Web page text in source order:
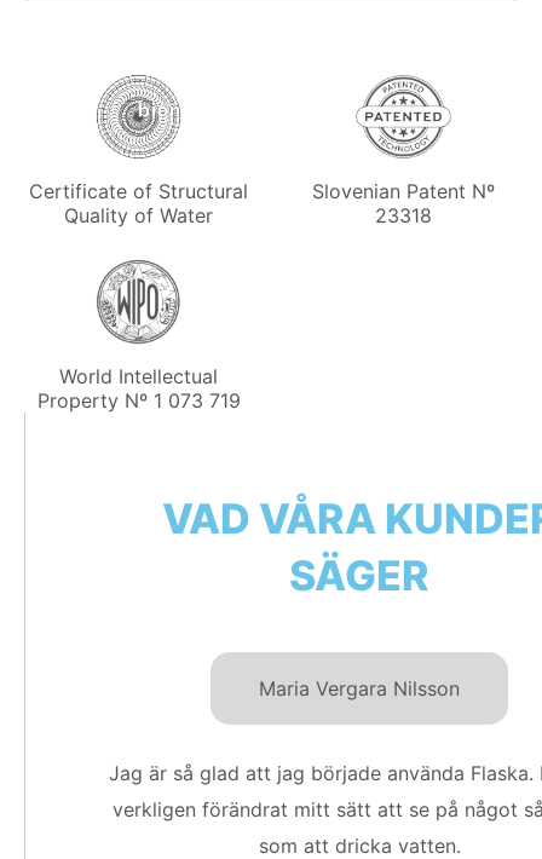
Certificate of Structural
Quality of Water
Slovenian Patent Nº
23318
World Intellectual
Property Nº 1 073 719
VAD VÅRA
SÄGER
Maria Vergara Nilsson
Jag är så glad att jag började använda Flaska.
verkligen förändrat mitt sätt att se på något
som att dricka vatten.